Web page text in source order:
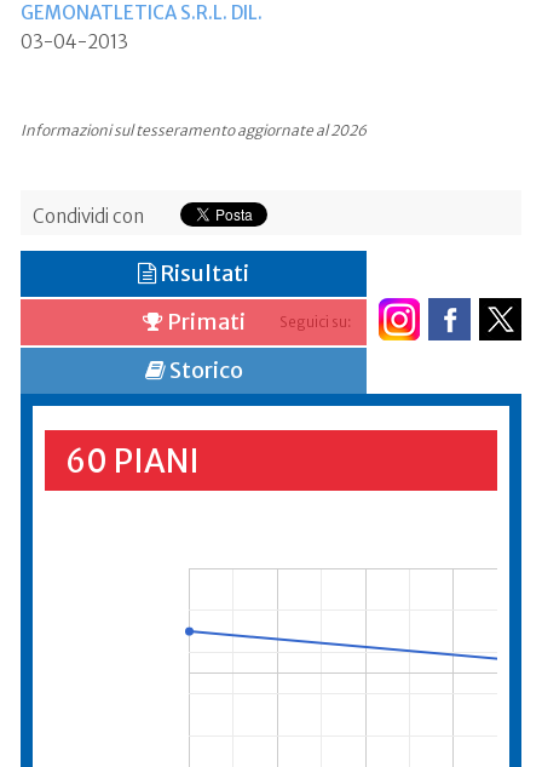
GEMONATLETICA S.R.L. DIL.
03-04-2013
Informazioni sul tesseramento aggiornate al 2026
Condividi con
Seguici su:
Risultati
Primati
Storico
60 PIANI